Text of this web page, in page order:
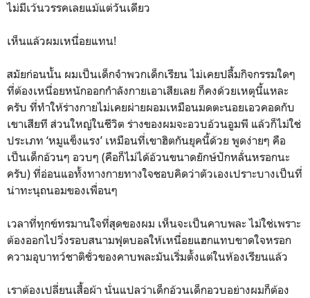
ไม่มีเว้นวรรคเลยแม้แต่วันเดียว
เห็นแล้วผมเหนื่อยแทน!
สมัยก่อนนั้น ผมเป็นเด็กจำพวกเด็กเรียน ไม่เคยปลื้มกิจกรรมใดๆ
ที่ต้องเหนื่อยหนักออกกำลังกายเอาเสียเลย ก็คงด้วยเหตุนี้แหละ
ครับ ที่ทำให้ร่างกายไม่เคยผ่ายผอมเหมือนมดตะนอยเอวคอดกับ
เขาเสียที ส่วนใหญ่ในชีวิต ร่างของผมจะอวบอ้วนอูมพี แล้วก็ไม่ใช่
ประเภท ‘หมูแข็งแรง’ เหมือนที่เขาฮิตกันยุคนี้ด้วย พูดง่ายๆ คือ
เป็นเด็กอ้วนๆ อวบๆ (คือก็ไม่ได้อ้วนขนาดยักษ์ปักหลั่นหรอกนะ
ครับ) ที่อ่อนแอทั้งทางกายทางใจชอบคิดว่าตัวเองเปราะบางเป็นที่
น่าทะนุถนอมของเพื่อนๆ
เวลาที่ทุกข์ทรมานใจที่สุดของผม เห็นจะเป็นคาบพละ ไม่ใช่เพราะ
ต้องออกไปวิ่งรอบสนามฟุตบอลให้เหนื่อยแฮกแทบขาดใจหรอก
ความอุบาทว์ชาติชั่วของคาบพละมันเริ่มตั้งแต่ในห้องเรียนแล้ว
เราต้องเปลี่ยนเสื้อผ้า นั่นแปลว่าเด็กอ้วนเด็กอวบอย่างผมก็ต้อง